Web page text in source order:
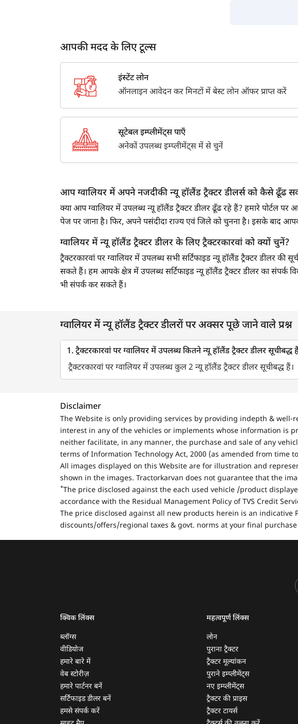
आपकी मदद के लिए टूल्स
इंस्टेंट लोन
ऑनलाइन आवेदन कर मिनटों में बेस्ट लोन ऑफर प्राप्त करें
सूटेबल इम्प्लीमेंट्स पाएँ
अनेकों उपलब्ध इम्प्लीमेंट्स में से चुनें
आप ग्वालियर में अपने नजदीकी न्यू हॉलैंड ट्रैक्टर डीलर्स को कैसे ढूँढ
क्या आप ग्वालियर में उपलब्ध न्यू हॉलैंड ट्रैक्टर डीलर ढूँढ रहे हैं? हमारे पोर्टल
पेज पर जाना है। फिर, अपने पसंदीदा राज्य एवं जिले को चुनना है। इसके बाद
ग्वालियर में न्यू हॉलैंड ट्रैक्टर डीलर के लिए ट्रैक्टरकारवां को क्यों चुनें?
ट्रैक्टरकारवां पर ग्वालियर में उपलब्ध सभी सर्टिफाइड न्यू हॉलैंड ट्रैक्टर डीलर
सकते हैं। हम आपके क्षेत्र में उपलब्ध सर्टिफाइड न्यू हॉलैंड ट्रैक्टर डीलर का संपर्क
भी संपर्क कर सकते हैं।
ग्वालियर में न्यू हॉलैंड ट्रैक्टर डीलरों पर अक्सर पूछे जाने वाले प्रश्न
1. ट्रैक्टरकारवां पर ग्वालियर में उपलब्ध कितने न्यू हॉलैंड ट्रैक्टर डीलर सूचीबद्ध
ट्रैक्टरकारवां पर ग्वालियर में उपलब्ध कुल 2 न्यू हॉलैंड ट्रैक्टर डीलर सूचीबद्ध हैं।
Disclaimer
The Website is only providing services by providing indepth &
interest in any of the vehicles or implements whose information is
neither facilitate, in any manner, the purchase and sale of any
terms of Information Technology Act, 2000 (as amended from time
All images displayed on this Website are for illustration and
shown in the images. Tractorkarvan does not guarantee that the
*The price disclosed against the each used vehicle /product
accordance with the Residual Management Policy of TVS Credit
The price disclosed against all new products herein is an
discounts/offers/regional taxes & govt. norms at your final
क्विक लिंक्स
ब्लॉग्स
वीडियोज
हमारे बारे में
वेब स्टोरीज़
हमारे पार्टनर बनें
सर्टिफाइड डीलर बनें
हमसे संपर्क करें
महत्वपूर्ण लिंक्स
लोन
पुराना ट्रैक्टर
ट्रैक्टर मूल्यांकन
पुराने इम्प्लीमेंट्स
नए इम्प्लीमेंट्स
ट्रैक्टर की प्राइस
ट्रैक्टर टायर्स
By registering